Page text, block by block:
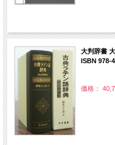
大判辞書
ISBN 978-
価格：